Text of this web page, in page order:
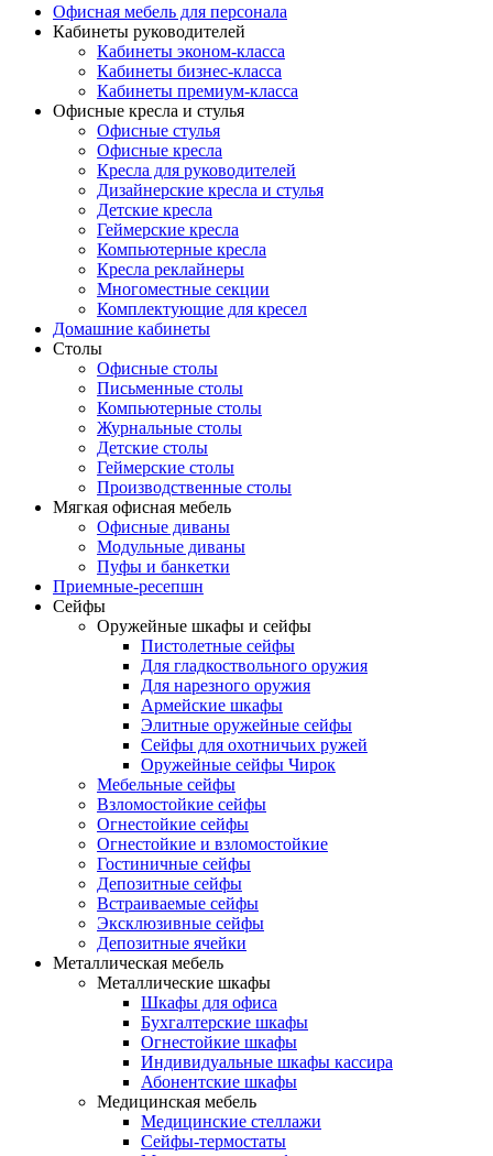
Офисная мебель для персонала
Кабинеты руководителей
Кабинеты эконом-класса
Кабинеты бизнес-класса
Кабинеты премиум-класса
Офисные кресла и стулья
Офисные стулья
Офисные кресла
Кресла для руководителей
Дизайнерские кресла и стулья
Детские кресла
Геймерские кресла
Компьютерные кресла
Кресла реклайнеры
Многоместные секции
Комплектующие для кресел
Домашние кабинеты
Столы
Офисные столы
Письменные столы
Компьютерные столы
Журнальные столы
Детские столы
Геймерские столы
Производственные столы
Мягкая офисная мебель
Офисные диваны
Модульные диваны
Пуфы и банкетки
Приемные-ресепшн
Сейфы
Оружейные шкафы и сейфы
Пистолетные сейфы
Для гладкоствольного оружия
Для нарезного оружия
Армейские шкафы
Элитные оружейные сейфы
Сейфы для охотничьих ружей
Оружейные сейфы Чирок
Мебельные сейфы
Взломостойкие сейфы
Огнестойкие сейфы
Огнестойкие и взломостойкие
Гостиничные сейфы
Депозитные сейфы
Встраиваемые сейфы
Эксклюзивные сейфы
Депозитные ячейки
Металлическая мебель
Металлические шкафы
Шкафы для офиса
Бухгалтерские шкафы
Огнестойкие шкафы
Индивидуальные шкафы кассира
Абонентские шкафы
Медицинская мебель
Медицинские стеллажи
Сейфы-термостаты